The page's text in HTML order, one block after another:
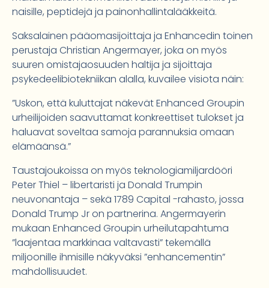
naisille, peptidejä ja painonhallintalääkkeitä.
Saksalainen pääomasijoittaja ja Enhancedin toinen
perustaja Christian Angermayer, joka on myös
suuren omistajaosuuden haltija ja sijoittaja
psykedeelibiotekniikan alalla, kuvailee visiota näin:
”Uskon, että kuluttajat näkevät Enhanced Groupin
urheilijoiden saavuttamat konkreettiset tulokset ja
haluavat soveltaa samoja parannuksia omaan
elämäänsä.”
Taustajoukoissa on myös teknologiamiljardööri
Peter Thiel – libertaristi ja Donald Trumpin
neuvonantaja – sekä 1789 Capital -rahasto, jossa
Donald Trump Jr on partnerina. Angermayerin
mukaan Enhanced Groupin urheilutapahtuma
”laajentaa markkinaa valtavasti” tekemällä
miljoonille ihmisille näkyväksi ”enhancementin”
mahdollisuudet.